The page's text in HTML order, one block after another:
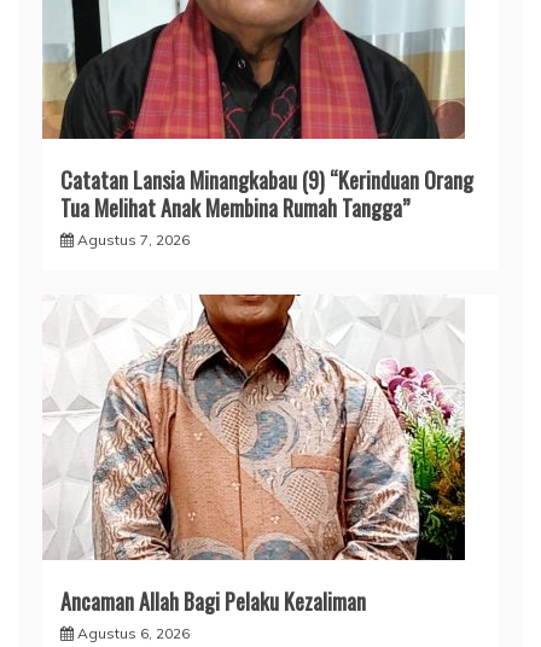
Catatan Lansia Minangkabau (9) “Kerinduan Orang
Tua Melihat Anak Membina Rumah Tangga”
Agustus 7, 2026
Ancaman Allah Bagi Pelaku Kezaliman
Agustus 6, 2026